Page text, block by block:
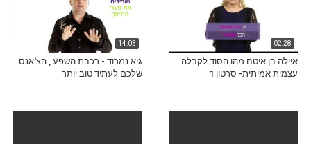
02:28
איילה בן איטח מהו הסוד לקבלה
עצמית אמיתית- סרטון 1
14:03
גיא נמרוד - רכבת השפע , הצ'אנס
שלכם לעתיד טוב יותר